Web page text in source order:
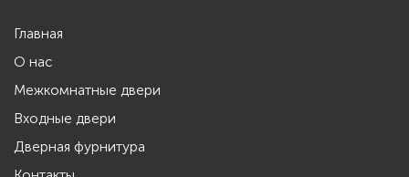
Главная
О нас
Межкомнатные двери
Входные двери
Дверная фурнитура